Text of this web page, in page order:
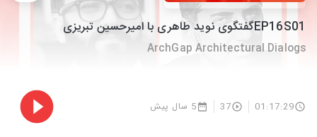
EP16S01گفتگوی نوید طاهری با امیرحسین تبریزی
ArchGap Architectural Dialogs
01:17:29
37 5 سال پیش